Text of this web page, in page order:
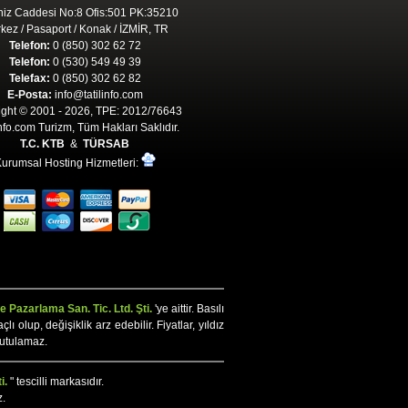
Caddesi No:8 Ofis:501 PK:35210
/ Pasaport / Konak / İZMİR, TR
Telefon: 0 (850) 302 62 72
Telefon: 0 (530) 549 49 39
Telefax: 0 (850) 302 62 82
E-Posta: info@tatilinfo.com
© 2001 - 2026, TPE: 2012/76643
Turizm, Tüm Hakları Saklıdır.
T.C. KTB & TÜRSAB
Hosting Hizmetleri:
Pazarlama San. Tic. Ltd. Şti.'ye aittir. Basılı
olup, değişiklik arz edebilir. Fiyatlar, yıldız
" tescilli markasıdır.